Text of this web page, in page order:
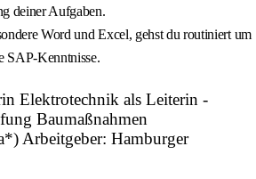
deiner Aufgaben.
Word und Excel, gehst du routiniert um
SAP-Kenntnisse.
Elektrotechnik als Leiterin -
Baumaßnahmen
Arbeitgeber: Hamburger